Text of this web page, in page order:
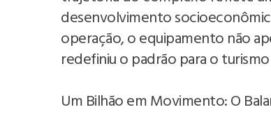
desenvolvimento
operação, o equipamento não
redefiniu o padrão para o
Um Bilhão em Movimento: O